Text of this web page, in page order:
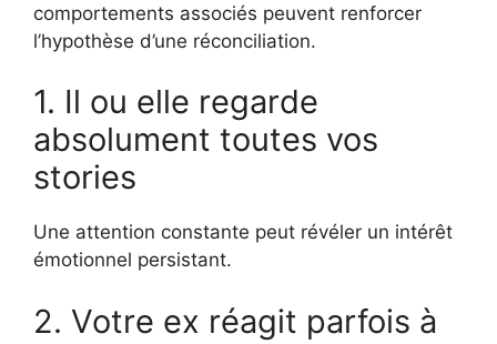
comportements associés peuvent renforcer
l’hypothèse d’une réconciliation.
1. Il ou elle regarde
absolument toutes vos
stories
Une attention constante peut révéler un intérêt
émotionnel persistant.
2. Votre ex réagit parfois à